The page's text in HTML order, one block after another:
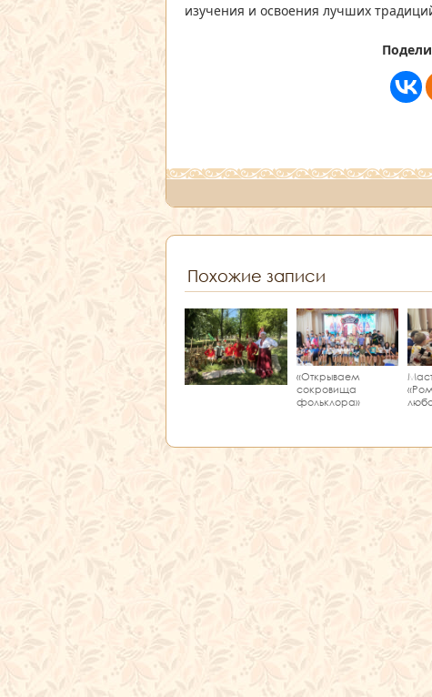
изучения и освоения лучших
Похожие записи
«Открываем
сокровища
фольклора»